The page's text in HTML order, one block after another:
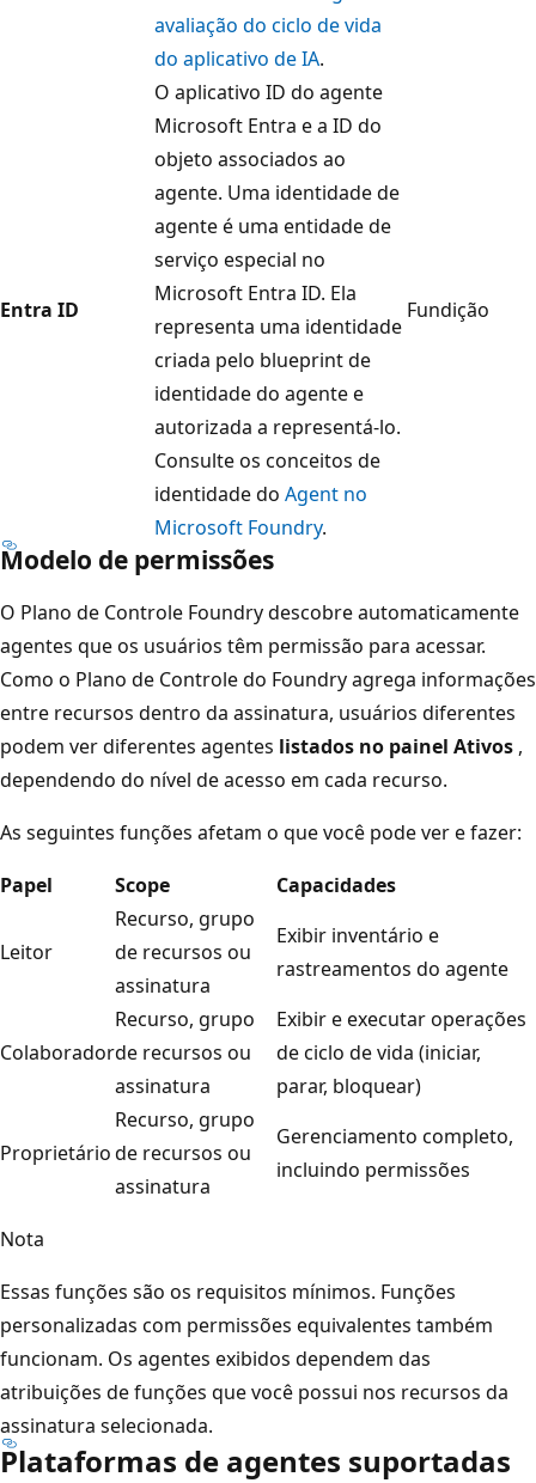
avaliação do ciclo de vida
do aplicativo de IA.
Entra ID
O aplicativo ID do agente
Microsoft Entra e a ID do
objeto associados ao
agente. Uma identidade de
agente é uma entidade de
serviço especial no
Microsoft Entra ID. Ela
representa uma identidade
criada pelo blueprint de
identidade do agente e
autorizada a representá-lo.
Consulte os conceitos de
identidade do Agent no
Microsoft Foundry.
Fundição
Modelo de permissões
O Plano de Controle Foundry descobre automaticamente
agentes que os usuários têm permissão para acessar.
Como o Plano de Controle do Foundry agrega informações
entre recursos dentro da assinatura, usuários diferentes
podem ver diferentes agentes listados no painel Ativos ,
dependendo do nível de acesso em cada recurso.
As seguintes funções afetam o que você pode ver e fazer:
Papel
Scope Capacidades
Leitor
Recurso, grupo
de recursos ou
assinatura
Exibir inventário e
rastreamentos do agente
Colaborador
Recurso, grupo
de recursos ou
assinatura
Exibir e executar operações
de ciclo de vida (iniciar,
parar, bloquear)
Proprietário
Recurso, grupo
de recursos ou
assinatura
Gerenciamento completo,
incluindo permissões
Nota
Essas funções são os requisitos mínimos. Funções
personalizadas com permissões equivalentes também
funcionam. Os agentes exibidos dependem das
atribuições de funções que você possui nos recursos da
assinatura selecionada.
Plataformas de agentes suportadas